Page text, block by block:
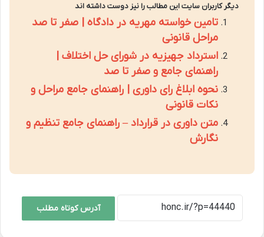
دیگر کاربران سایت این مطالب را نیز دوست داشته اند
تامین خواسته مهریه در دادگاه | صفر تا صد
مراحل قانونی
استرداد جهیزیه در شورای حل اختلاف |
راهنمای جامع و صفر تا صد
نحوه ابلاغ رای داوری | راهنمای جامع مراحل و
نکات قانونی
متن داوری در قرارداد – راهنمای جامع تنظیم و
نگارش
آدرس کوتاه مطلب